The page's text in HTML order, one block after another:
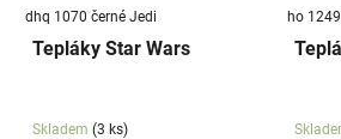
dhq 1070 černé Jedi
Tepláky Star Wars
Skladem (3 ks)
ho